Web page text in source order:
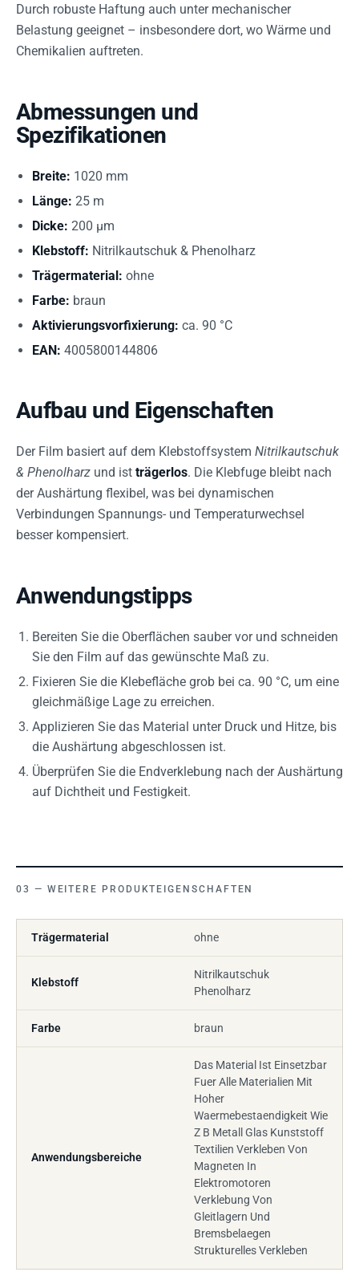
Durch robuste Haftung auch unter mechanischer
Belastung geeignet – insbesondere dort, wo Wärme und
Chemikalien auftreten.
Abmessungen und
Spezifikationen
Breite: 1020 mm
Länge: 25 m
Dicke: 200 µm
Klebstoff: Nitrilkautschuk & Phenolharz
Trägermaterial: ohne
Farbe: braun
Aktivierungsvorfixierung: ca. 90 °C
EAN: 4005800144806
Aufbau und Eigenschaften
Der Film basiert auf dem Klebstoffsystem Nitrilkautschuk
& Phenolharz und ist trägerlos. Die Klebfuge bleibt nach
der Aushärtung flexibel, was bei dynamischen
Verbindungen Spannungs- und Temperaturwechsel
besser kompensiert.
Anwendungstipps
Bereiten Sie die Oberflächen sauber vor und schneiden
Sie den Film auf das gewünschte Maß zu.
Fixieren Sie die Klebefläche grob bei ca. 90 °C, um eine
gleichmäßige Lage zu erreichen.
Applizieren Sie das Material unter Druck und Hitze, bis
die Aushärtung abgeschlossen ist.
Überprüfen Sie die Endverklebung nach der Aushärtung
auf Dichtheit und Festigkeit.
WEITERE PRODUKTEIGENSCHAFTEN
Trägermaterial ohne
Klebstoff
Nitrilkautschuk
Phenolharz
Farbe braun
Anwendungsbereiche
Das Material Ist Einsetzbar
Fuer Alle Materialien Mit
Hoher
Waermebestaendigkeit Wie
Z B Metall Glas Kunststoff
Textilien Verkleben Von
Magneten In
Elektromotoren
Verklebung Von
Gleitlagern Und
Bremsbelaegen
Strukturelles Verkleben